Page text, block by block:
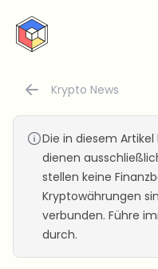
CryptoTicker
Krypto News
Die in diesem
dienen
stellen keine
Kryptowährungen
verbunden. Führe
durch.